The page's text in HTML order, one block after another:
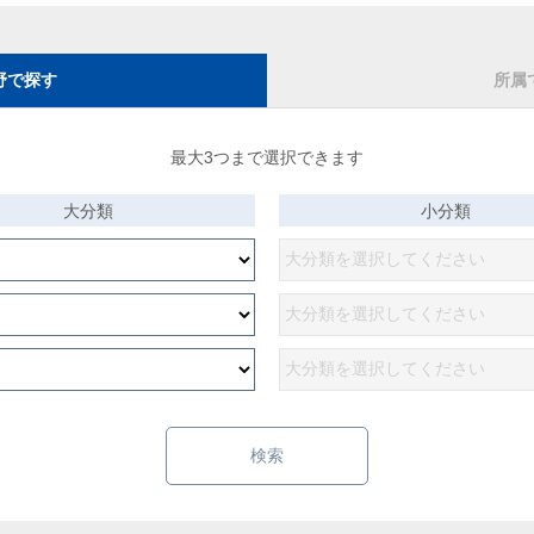
で探す 所属
最大3つまで選択できます
大分類 小分類
検索